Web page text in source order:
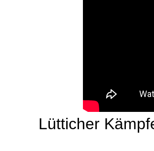
Lütticher